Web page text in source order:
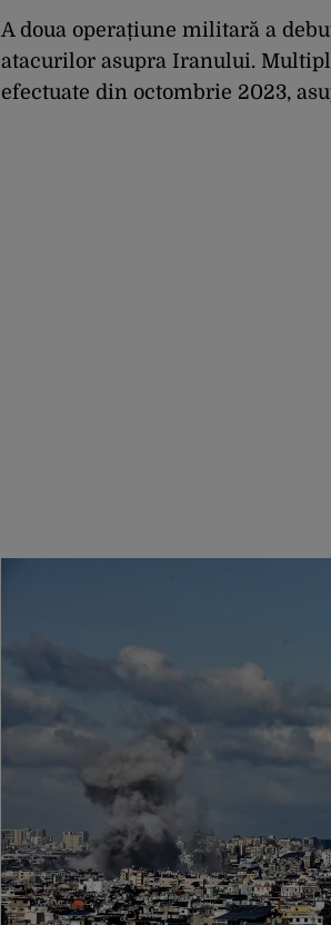
A doua operațiune militară a
atacurilor asupra Iranului.
efectuate din octombrie 2023,